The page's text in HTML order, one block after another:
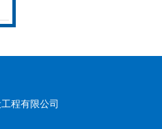
程有限公司